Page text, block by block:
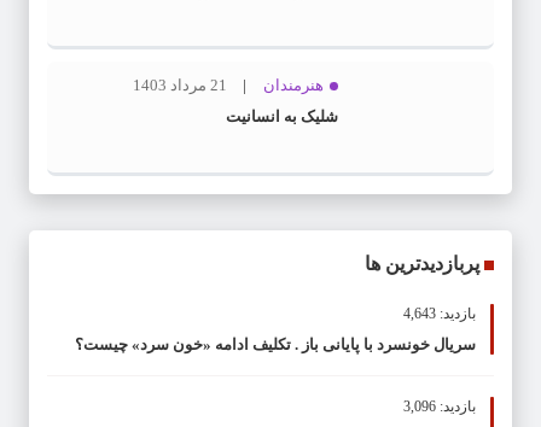
هنرمندان
21 مرداد 1403
شلیک به انسانیت
پربازدیدترین ها
بازدید: 4,643
سریال خونسرد با پایانی باز . تکلیف ادامه «خون سرد» چیست؟
بازدید: 3,096